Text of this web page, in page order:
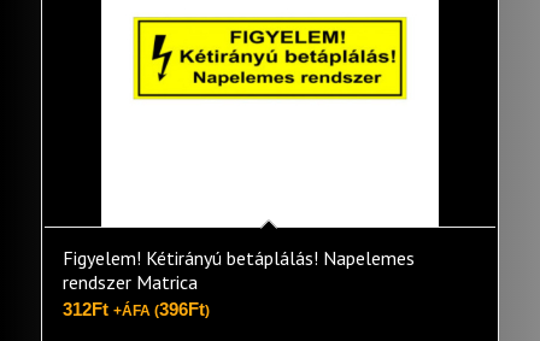
Figyelem! Kétirányú betáplálás! Napelemes
rendszer Matrica
312Ft +ÁFA (396Ft)